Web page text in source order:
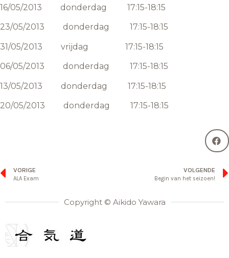
16/05/2013 donderdag 17:15-18:15
23/05/2013 donderdag 17:15-18:15
31/05/2013 vrijdag 17:15-18:15
06/05/2013 donderdag 17:15-18:15
13/05/2013 donderdag 17:15-18:15
20/05/2013 donderdag 17:15-18:15
VORIGE
ALA Exam
VOLGENDE
Begin van het seizoen!
Copyright © Aikido Yawara